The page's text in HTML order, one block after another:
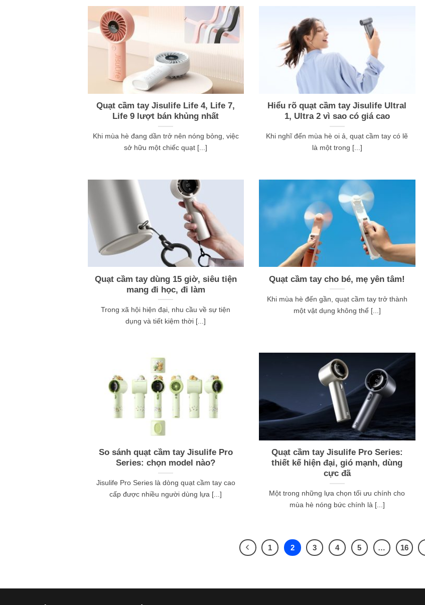
Quạt cầm tay Jisulife Life 4, Life 7,
Life 9 lượt bán khủng nhất
Khi mùa hè đang dần trở nên nóng bỏng, việc
sở hữu một chiếc quạt [...]
Hiểu rõ quạt cầm tay Jisulife Ultral
1, Ultra 2 vì sao có giá cao
Khi nghĩ đến mùa hè oi ả, quạt cầm tay có lẽ
là một trong [...]
Quạt cầm tay dùng 15 giờ, siêu tiện
mang đi học, đi làm
Trong xã hội hiện đại, nhu cầu về sự tiện
dụng và tiết kiệm thời [...]
Quạt cầm tay cho bé, mẹ yên tâm!
Khi mùa hè đến gần, quạt cầm tay trở thành
một vật dụng không thể [...]
So sánh quạt cầm tay Jisulife Pro
Series: chọn model nào?
Jisulife Pro Series là dòng quạt cầm tay cao
cấp được nhiều người dùng lựa [...]
Quạt cầm tay Jisulife Pro Series:
thiết kế hiện đại, gió mạnh, dùng
cực đã
Một trong những lựa chọn tối ưu chính cho
mùa hè nóng bức chính là [...]
1 2 3 4 5 … 16